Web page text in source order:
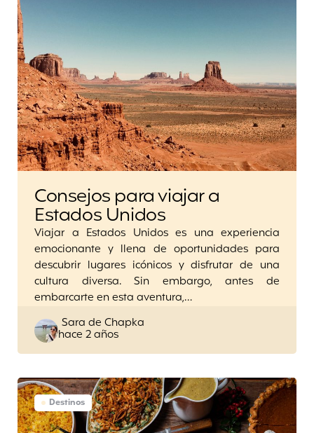
Consejos para viajar a
Estados Unidos
Viajar a Estados Unidos es una experiencia
emocionante y llena de oportunidades para
descubrir lugares icónicos y disfrutar de una
cultura diversa. Sin embargo, antes de
embarcarte en esta aventura,…
Posted
by
Sara de Chapka
hace 2 años
Destinos